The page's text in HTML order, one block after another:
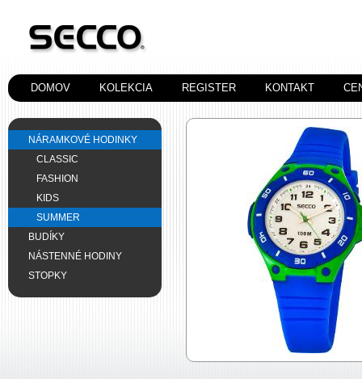
DOMOV KOLEKCIA REGISTER KONTAKT
NÁRAMKOVÉ HODINKY
CLASSIC
FASHION
KIDS
SUMMER
BUDÍKY
NÁSTENNÉ HODINY
STOPKY